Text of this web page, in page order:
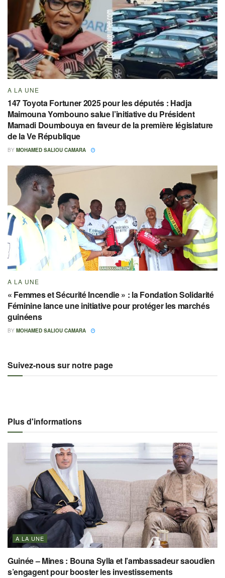
A LA UNE
147 Toyota Fortuner 2025 pour les députés : Hadja
Maimouna Yombouno salue l’initiative du Président
Mamadi Doumbouya en faveur de la première législature
de la Ve République
BY MOHAMED SALIOU CAMARA
A LA UNE
« Femmes et Sécurité Incendie » : la Fondation Solidarité
Féminine lance une initiative pour protéger les marchés
guinéens
BY MOHAMED SALIOU CAMARA
Suivez-nous sur notre page
Plus d'informations
A LA UNE
Guinée – Mines : Bouna Sylla et l’ambassadeur saoudien
s’engagent pour booster les investissements